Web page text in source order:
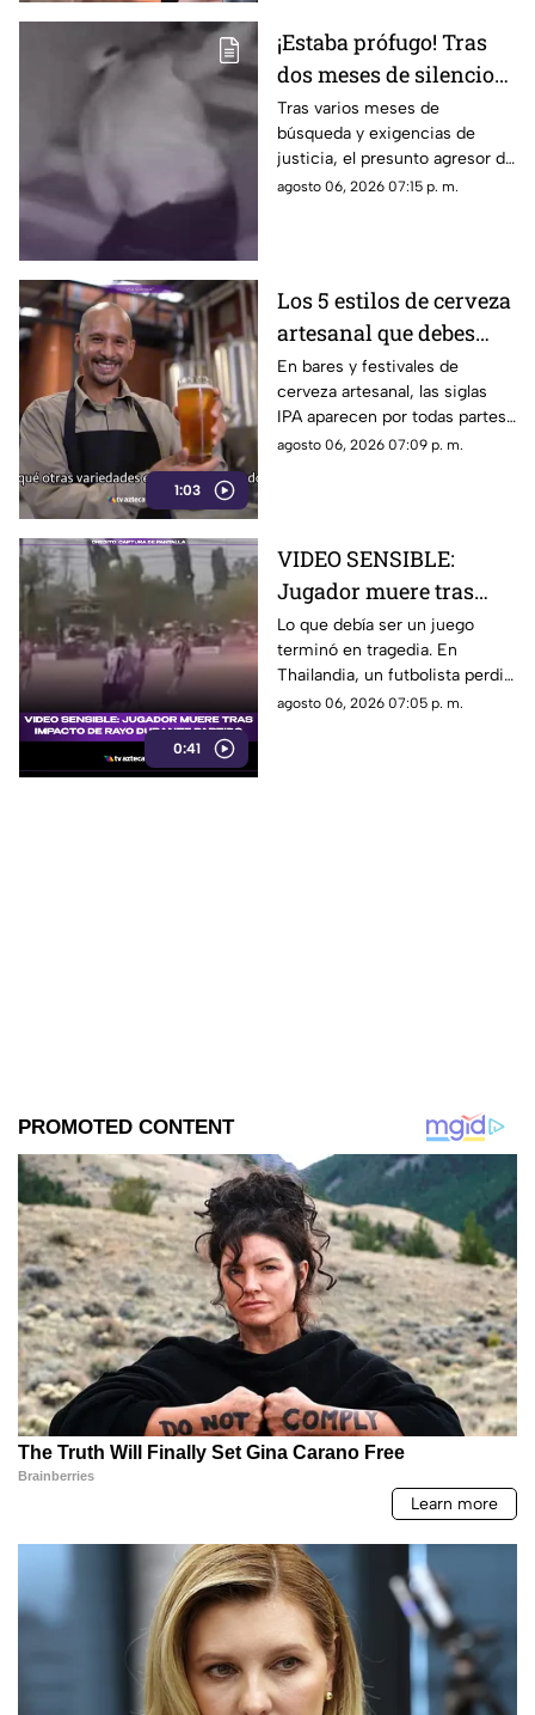
¡Estaba prófugo! Tras
dos meses de silencio
detuvieron a Jorge "N",
agresor de Paula
Tras varios meses de
búsqueda y exigencias de
justicia, el presunto agresor de
Paula Fajardo fue localizado y
agosto 06, 2026 07:15 p. m.
1:03
Los 5 estilos de cerveza
artesanal que debes
conocer
En bares y festivales de
cerveza artesanal, las siglas
IPA aparecen por todas partes.
Pero, ¿qué significa realmente
agosto 06, 2026 07:09 p. m.
0:41
VIDEO SENSIBLE:
Jugador muere tras
impacto de rayo
durante partido
Lo que debía ser un juego
terminó en tragedia. En
Thailandia, un futbolista perdió
la vida al ser alcanzado por un
agosto 06, 2026 07:05 p. m.